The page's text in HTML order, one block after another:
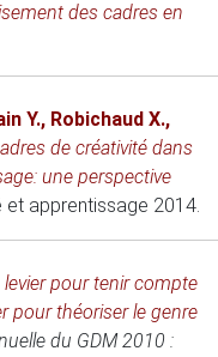
des cadres en
Y., Robichaud X.,
de créativité dans
une perspective
et apprentissage 2014.
pour tenir compte
pour théoriser le genre
du GDM 2010 :